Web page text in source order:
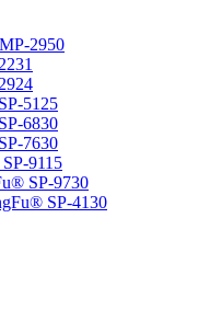
2950
5125
6830
7630
9115
SP-9730
SP-4130